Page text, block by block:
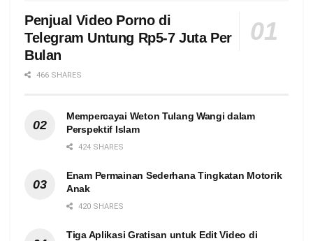
Penjual Video Porno di
Telegram Untung Rp5-7 Juta Per
Bulan
466 SHARES
Mempercayai Weton Tulang Wangi dalam
Perspektif Islam
424 SHARES
Enam Permainan Sederhana Tingkatan Motorik
Anak
420 SHARES
Tiga Aplikasi Gratisan untuk Edit Video di